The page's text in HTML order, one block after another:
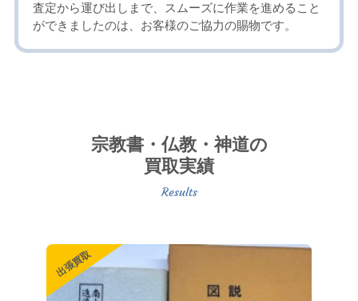
査定から運び出しまで、スムーズに作業を進めること
ができましたのは、お客様のご協力の賜物です。
宗教書・仏教・神道の
買取実績
出張買取